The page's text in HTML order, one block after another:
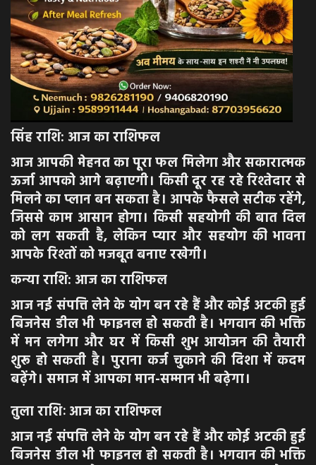
सिंह राशि: आज का राशिफल
आज आपकी मेहनत का पूरा फल मिलेगा और सकारात्मक
ऊर्जा आपको आगे बढ़ाएगी। किसी दूर रह रहे रिश्तेदार से
मिलने का प्लान बन सकता है। आपके फैसले सटीक रहेंगे,
जिससे काम आसान होगा। किसी सहयोगी की बात दिल
को लग सकती है, लेकिन प्यार और सहयोग की भावना
आपके रिश्तों को मजबूत बनाए रखेगी।
कन्या राशि: आज का राशिफल
आज नई संपत्ति लेने के योग बन रहे हैं और कोई अटकी हुई
बिजनेस डील भी फाइनल हो सकती है। भगवान की भक्ति
में मन लगेगा और घर में किसी शुभ आयोजन की तैयारी
शुरू हो सकती है। पुराना कर्ज चुकाने की दिशा में कदम
बढ़ेंगे। समाज में आपका मान-सम्मान भी बढ़ेगा।
तुला राशिः आज का राशिफल
आज नई संपत्ति लेने के योग बन रहे हैं और कोई अटकी हुई
बिजनेस डील भी फाइनल हो सकती है। भगवान की भक्ति